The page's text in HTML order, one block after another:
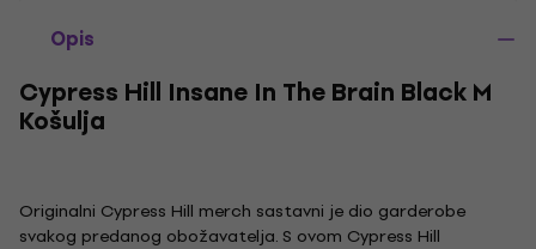
Opis
Cypress Hill Insane In The Brain Black M
Košulja
Originalni Cypress Hill merch sastavni je dio garderobe
svakog predanog obožavatelja. S ovom Cypress Hill